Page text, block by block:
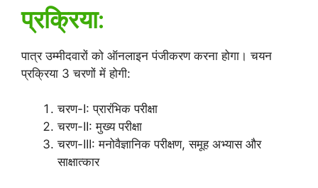
प्रक्रिया:
पात्र उम्मीदवारों को ऑनलाइन पंजीकरण करना होगा। चयन
प्रक्रिया 3 चरणों में होगी:
चरण-I: प्रारंभिक परीक्षा
चरण-II: मुख्य परीक्षा
चरण-III: मनोवैज्ञानिक परीक्षण, समूह अभ्यास और
साक्षात्कार